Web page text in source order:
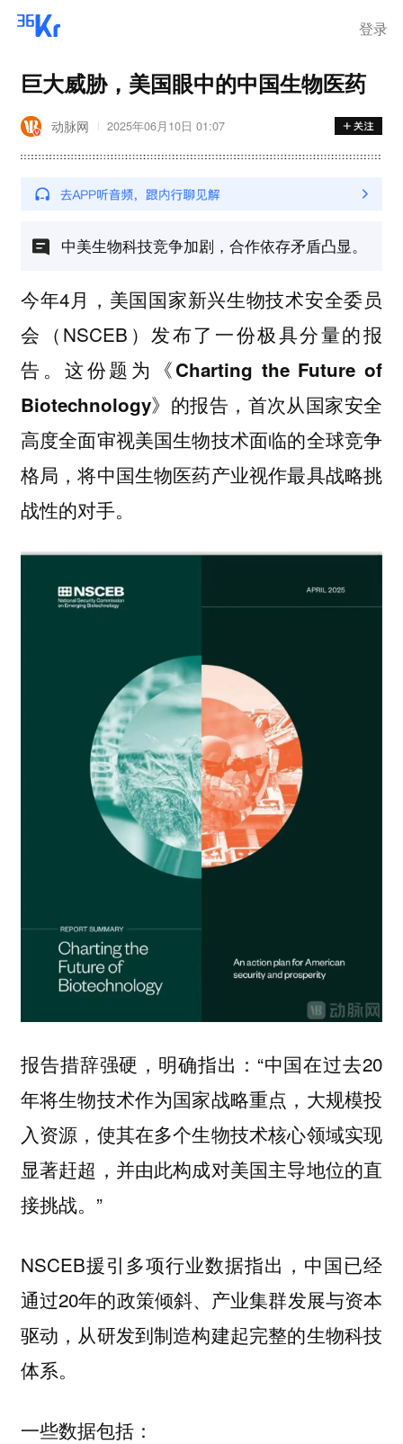
登录
巨大威胁，美国眼中的中国生物医药
动脉网 2025年06月10日 01:07
中美生物科技竞争加剧，合作依存矛盾凸显。
今年4月，美国国家新兴生物技术安全委员
会（NSCEB）发布了一份极具分量的报
告。这份题为《Charting the Future of
Biotechnology》的报告，首次从国家安全
高度全面审视美国生物技术面临的全球竞争
格局，将中国生物医药产业视作最具战略挑
战性的对手。
报告措辞强硬，明确指出：“中国在过去20
年将生物技术作为国家战略重点，大规模投
入资源，使其在多个生物技术核心领域实现
显著赶超，并由此构成对美国主导地位的直
接挑战。”
NSCEB援引多项行业数据指出，中国已经
通过20年的政策倾斜、产业集群发展与资本
驱动，从研发到制造构建起完整的生物科技
体系。
一些数据包括：